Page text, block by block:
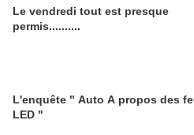
Le vendredi tout est presque
permis..........
L'enquête " Auto A propos des feux
LED "